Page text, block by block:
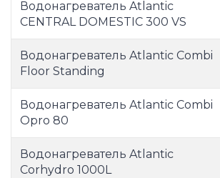
Водонагреватель Atlantic
CENTRAL DOMESTIC 300 VS
Водонагреватель Atlantic Combi
Floor Standing
Водонагреватель Atlantic Combi
Opro 80
Водонагреватель Atlantic
Corhydro 1000L